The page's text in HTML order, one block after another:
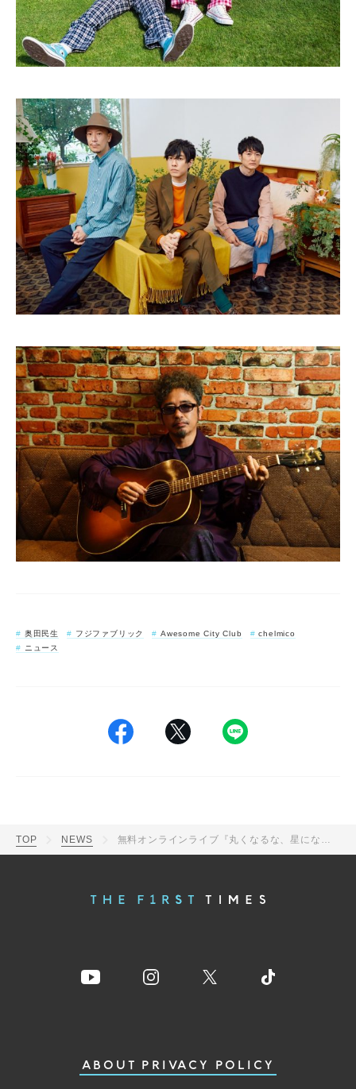
奥田民生 フジファブリック Awesome City Club
chelmico
ニュース
TOP NEWS 無料オンラインライブ『丸くなるな、星になれ。』に奥田民生、フジファブリックら登場
ABOUT PRIVACY POLICY